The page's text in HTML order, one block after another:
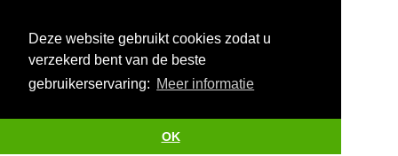
Deze website gebruikt cookies zodat u
verzekerd bent van de beste
gebruikerservaring: Meer informatie
OK